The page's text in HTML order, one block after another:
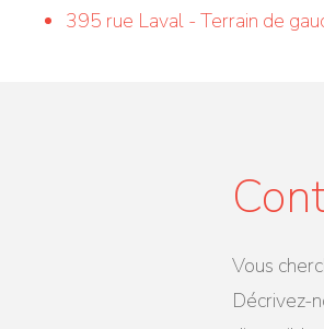
395 rue Laval - Terrain de
Vous
Décrivez-